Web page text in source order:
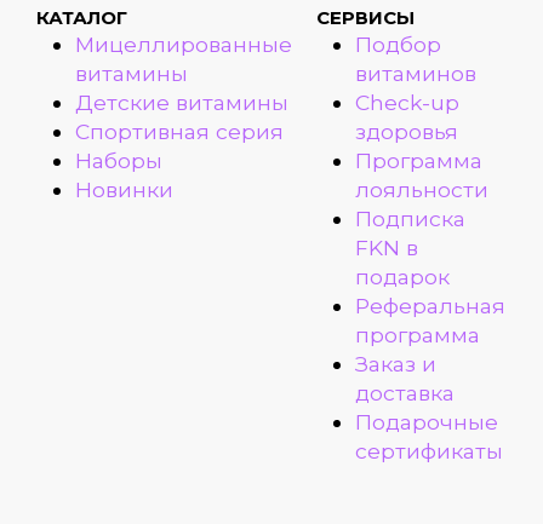
КАТАЛОГ
Мицеллированные
витамины
Детские витамины
Спортивная серия
Наборы
Новинки
СЕРВИСЫ
Подбор
витаминов
Check-up
здоровья
Программа
лояльности
Подписка
FKN в
подарок
Реферальная
программа
Заказ и
доставка
Подарочные
сертификаты